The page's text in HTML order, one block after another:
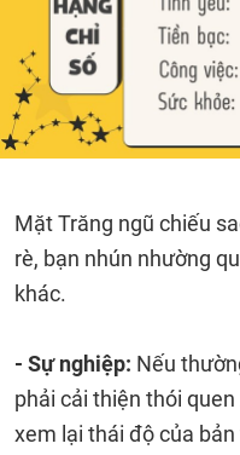
Mặt Trăng ngũ chiếu
rè, bạn nhún nhường
khác.
- Sự nghiệp: Nếu
phải cải thiện thói
xem lại thái độ của